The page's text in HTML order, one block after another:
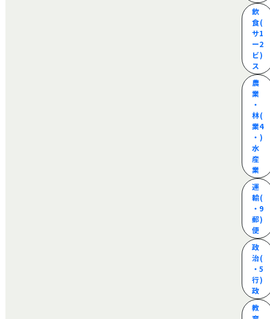
飲
食
サ
ー
ビ
ス
(
1
2
)
農
業
・
林
業
・
水
産
業
(
4
)
運
輸
・
郵
便
(
9
)
政
治
・
行
政
(
5
)
教